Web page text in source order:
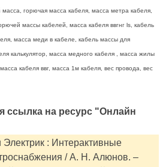
масса, горючая масса кабеля, масса метра кабеля,
массы кабелей, масса кабеля ввгнг ls, кабель
масса меди в кабеле, кабель массы для
калькулятор, масса медного кабеля , масса жилы
кабеля ввг, масса 1м кабеля, вес провода, вес
ссылка на ресурс "Онлайн
: Интерактивные
/ А. Н. Алюнов. –